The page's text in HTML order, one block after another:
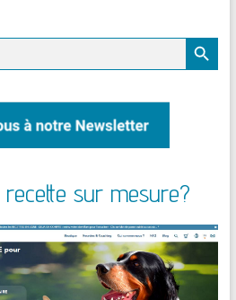
Search Button
sur mesure?